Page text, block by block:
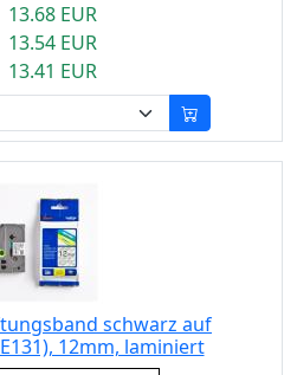
EUR
13.54 EUR
13.41 EUR
schwarz auf
12mm, laminiert